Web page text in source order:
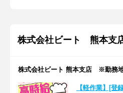
株式会社ビート 熊本支
株式会社ビート 熊本支店 ※勤務
【軽作業】[登